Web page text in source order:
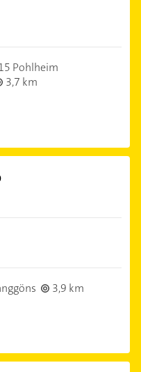
Pohlheim
3,7 km
3,9 km